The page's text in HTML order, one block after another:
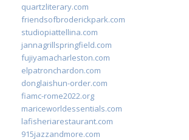
quartzliterary.com
friendsofbroderickpark.com
studiopiattellina.com
jannagrillspringfield.com
fujiyamacharleston.com
elpatronchardon.com
donglaishun-order.com
fiamc-rome2022.org
mariceworldessentials.com
lafisheriarestaurant.com
915jazzandmore.com